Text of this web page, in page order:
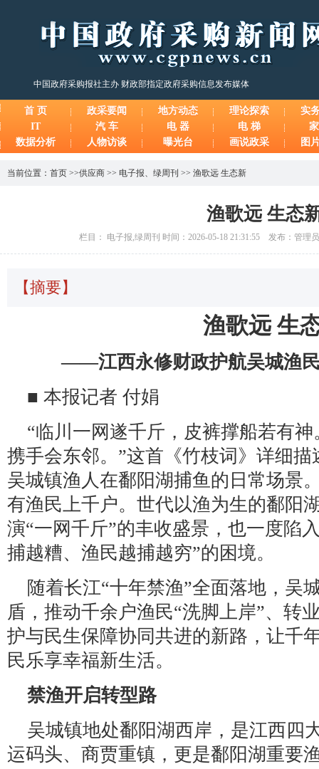
中国政府采购报社主办 财政部指定政府采购信息发布媒体
首 页 政采要闻 地方动态 理论探索
实
IT
汽 车 电 器 电 梯
数据分析
人物访谈 曝光台 画说政采 图
当前位置： 首页 >>供应商 >> 电子报、 绿周刊 >> 渔歌远 生态新
渔歌远 生态
栏目： 电子报,绿周刊 时间：2026-05-18 21:31:55 发布：管理
【摘要】
渔歌远 生
——江西永修财政护航吴城渔
■ 本报记者 付娟
“临川一网遂千斤，皮裤撑船若有
携手会东邻。”这首《竹枝词》详细
吴城镇渔人在鄱阳湖捕鱼的日常场景
有渔民上千户。世代以渔为生的鄱阳
演“一网千斤”的丰收盛景，也一度陷
捕越糟、渔民越捕越穷”的困境。
随着长江“十年禁渔”全面落地，吴
盾，推动千余户渔民“洗脚上岸”、转
护与民生保障协同共进的新路，让千
民乐享幸福新生活。
禁渔开启转型路
吴城镇地处鄱阳湖西岸，是江西四
运码头、商贾重镇，更是鄱阳湖重要